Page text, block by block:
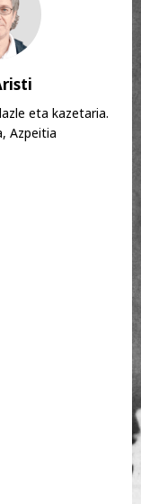
eta kazetaria.
Azpeitia